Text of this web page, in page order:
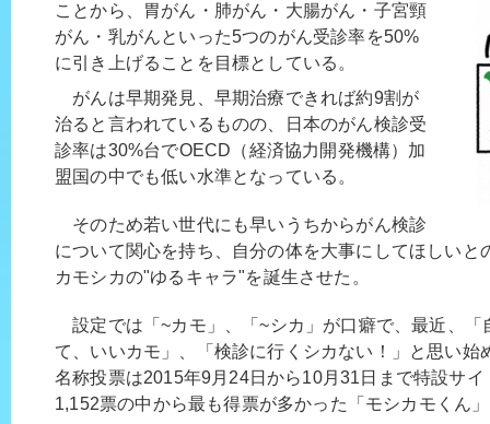
ことから、胃がん・肺がん・大腸がん・子宮頸
がん・乳がんといった5つのがん受診率を50%
に引き上げることを目標としている。
がんは早期発見、早期治療できれば約9割が
治ると言われているものの、日本のがん検診受
診率は30%台でOECD（経済協力開発機構）加
盟国の中でも低い水準となっている。
そのため若い世代にも早いうちからがん検診
について関心を持ち、自分の体を大事にしてほしいと
カモシカの"ゆるキャラ"を誕生させた。
設定では「~カモ」、「~シカ」が口癖で、最近、「
て、いいカモ」、「検診に行くシカない！」と思い始
名称投票は2015年9月24日から10月31日まで特設サ
1,152票の中から最も得票が多かった「モシカモくん